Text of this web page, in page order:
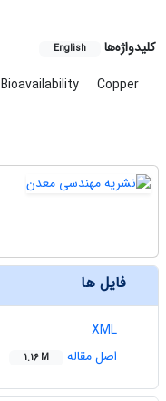
کلیدواژه‌ها English
Bioavailability
Copper
فایل ها
XML
اصل مقاله
1.16 M